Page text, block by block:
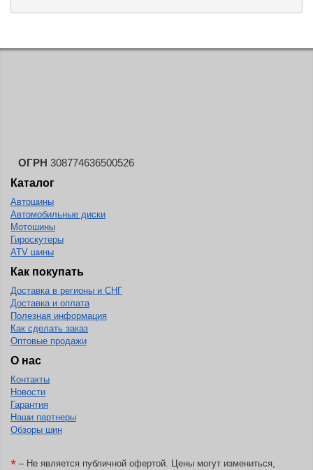
ОГРН 308774636500526
Каталог
Автошины
Автомобильные диски
Мотошины
Гироскутеры
ATV шины
Как покупать
Доставка в регионы и СНГ
Доставка и оплата
Полезная информация
Как сделать заказ
Оптовые продажи
О нас
Контакты
Новости
Гарантия
Наши партнеры
Обзоры шин
* – Не является публичной офертой. Цены могут измениться,